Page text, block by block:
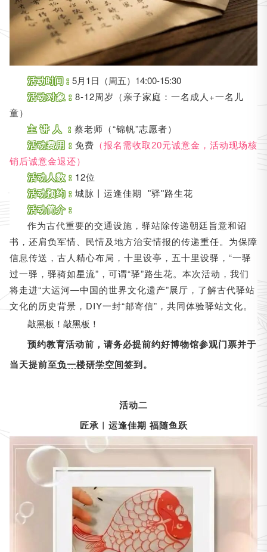
活动时间： 5月1日（周五）14:00-15:30
活动对象： 8-12周岁（亲子家庭：一名成人+一名儿
童）
主 讲 人 ： 蔡老师（“锦帆”志愿者）
活动费用： 免费 （报名需收取20元诚意金，活动现场核
销后诚意金退还）
活动人数： 12位
活动预约： 城脉丨运逢佳期 "驿"路生花
活动简介：
作为古代重要的交通设施，驿站除传递朝廷旨意和诏
书，还肩负军情、民情及地方治安情报的传递重任。为保障
信息传送，古人精心布局，十里设亭，五十里设驿，“一驿
过一驿，驿骑如星流”，可谓“驿”路生花。本次活动，我们
将走进“大运河—中国的世界文化遗产”展厅，了解古代驿站
文化的历史背景，DIY一封“邮寄信”，共同体验驿站文化。
敲黑板！敲黑板！
预约教育活动前，请务必提前约好博物馆参观门票并于
当天提前至负一楼研学空间签到。
活动二
匠承︱运逢佳期 福随鱼跃